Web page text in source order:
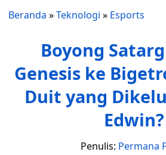
Beranda »Teknologi » Esports
Boyong
Genesis ke
Duit yang
Edwin?
Penulis: Permana